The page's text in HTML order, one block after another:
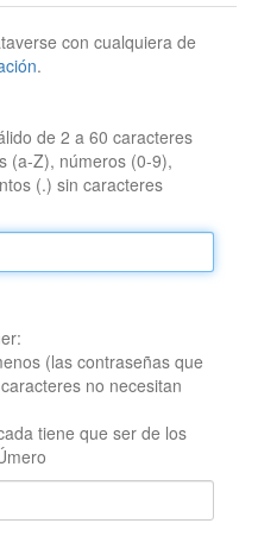
con cualquiera de
.
de 2 a 60 caracteres
(a-Z), números (0-9),
(.) sin caracteres
(las contraseñas que
no necesitan
tiene que ser de los